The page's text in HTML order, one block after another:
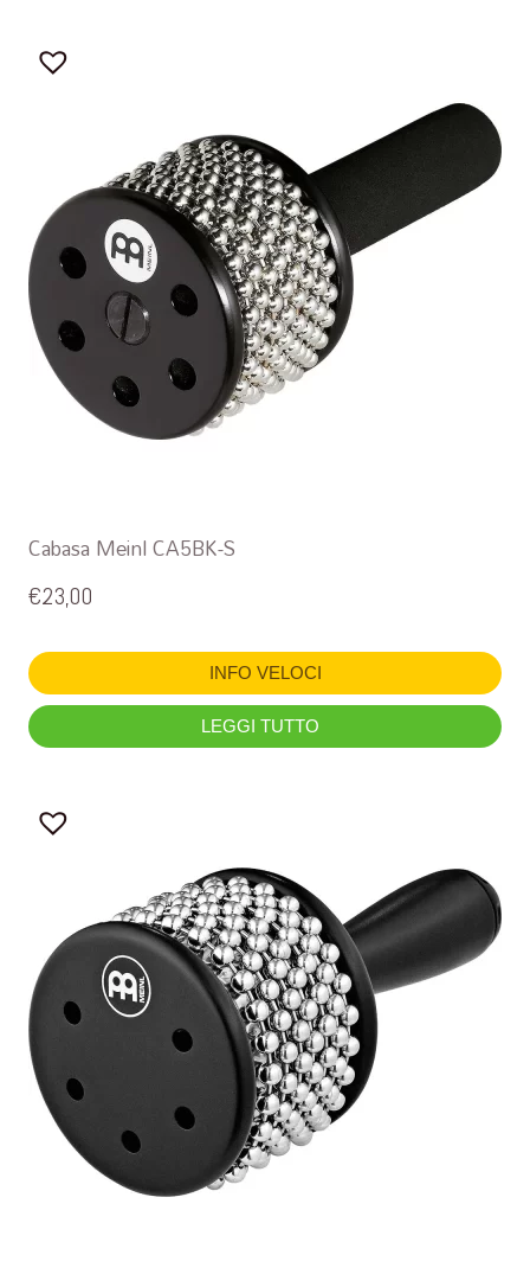
Cabasa Meinl CA5BK-S
€23,00
INFO VELOCI
LEGGI TUTTO